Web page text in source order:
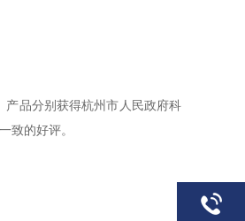
品分别获得杭州市人民政府科
致的好评。